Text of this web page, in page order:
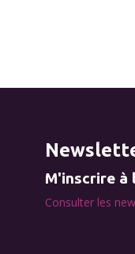
M'inscrire à
Consulter les